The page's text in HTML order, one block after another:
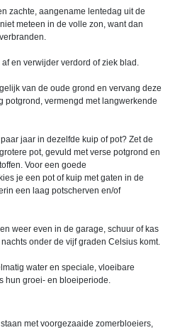
zachte, aangename lentedag uit de
meteen in de volle zon, want dan
en verwijder verdord of ziek blad.
van de oude grond en vervang deze
potgrond, vermengd met langwerkende
jaar in dezelfde kuip of pot? Zet de
pot, gevuld met verse potgrond en
Voor een goede
je een pot of kuip met gaten in de
een laag potscherven en/of
weer even in de garage, schuur of kas
onder de vijf graden Celsius komt.
water en speciale, vloeibare
hun groei- en bloeiperiode.
met voorgezaaide zomerbloeiers,